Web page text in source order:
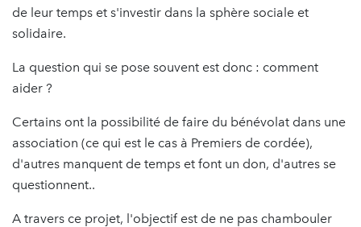
de leur temps et s'investir dans la sphère sociale et
solidaire.
La question qui se pose souvent est donc : comment
aider ?
Certains ont la possibilité de faire du bénévolat dans une
association (ce qui est le cas à Premiers de cordée),
d'autres manquent de temps et font un don, d'autres se
questionnent..
A travers ce projet, l'objectif est de ne pas chambouler